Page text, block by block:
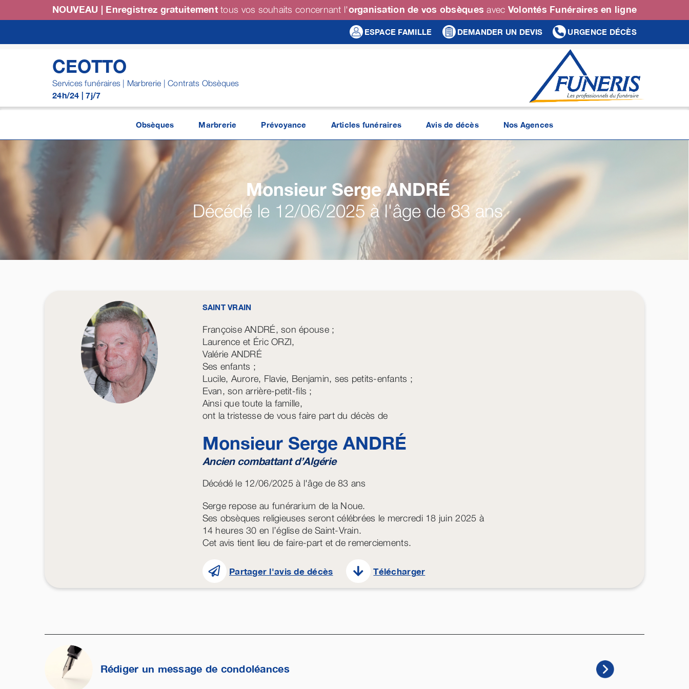
au
NOUVEAU | Enregistrez gratuitement tous vos souhaits concernant l'organisation de vos obsèques avec Volontés Funéraires en ligne
ESPACE FAMILLE DEMANDER UN DEVIS URGENCE DÉCÈS
CEOTTO
Services funéraires | Marbrerie | Contrats Obsèques
24h/24 | 7j/7
Obsèques Marbrerie Prévoyance Articles funéraires Avis de décès Nos Agences
Monsieur SergeANDRÉ
Décédé le 12/06/2025 à l'âge de 83 ans
SAINT VRAIN
Françoise ANDRÉ, son épouse ;
Laurence et Éric ORZI,
Valérie ANDRÉ
Ses enfants ;
Lucile, Aurore, Flavie, Benjamin, ses petits-enfants ;
Evan, son arrière-petit-fils ;
Ainsi que toute la famille,
ont la tristesse de vous faire part du décès de
Monsieur Serge ANDRÉ
Ancien combattant d’Algérie
Décédé le 12/06/2025 à l'âge de 83 ans
Serge repose au funérarium de la Noue.
Ses obsèques religieuses seront célébrées le mercredi 18 juin 2025 à
14 heures 30 en l’église de Saint-Vrain.
Cet avis tient lieu de faire-part et de remerciements.
Partager l'avis de décès Télécharger
Rédiger un message de condoléances